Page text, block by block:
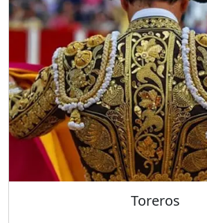
Toreros